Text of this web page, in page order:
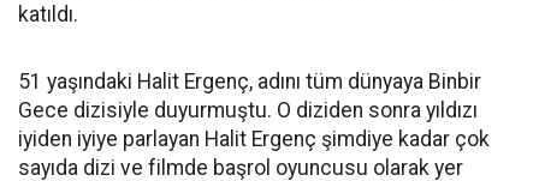
katıldı.
51 yaşındaki Halit Ergenç, adını tüm dünyaya Binbir
Gece dizisiyle duyurmuştu. O diziden sonra yıldızı
iyiden iyiye parlayan Halit Ergenç şimdiye kadar çok
sayıda dizi ve filmde başrol oyuncusu olarak yer